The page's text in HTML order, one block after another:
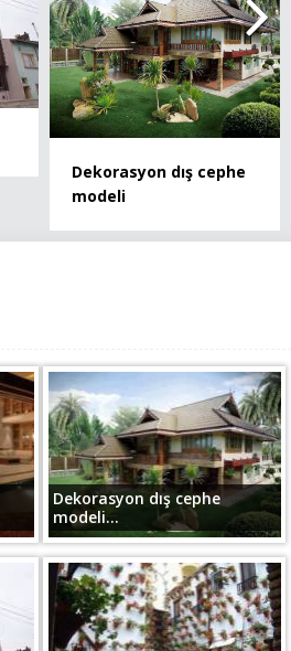
Dekorasyon dış cephe
modeli
Dekorasyon dış cephe
modeli...